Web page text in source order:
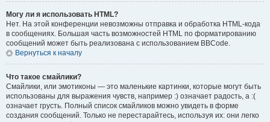
Могу ли я использовать HTML?
Нет. На этой конференции невозможны отправка и обработка HTML-кода
в сообщениях. Большая часть возможностей HTML по форматированию
сообщений может быть реализована с использованием BBCode.
Вернуться к началу
Что такое смайлики?
Смайлики, или эмотиконы — это маленькие картинки, которые могут быть
использованы для выражения чувств, например :) означает радость, а :(
означает грусть. Полный список смайликов можно увидеть в форме
создания сообщений. Только не перестарайтесь, используя их: они легко